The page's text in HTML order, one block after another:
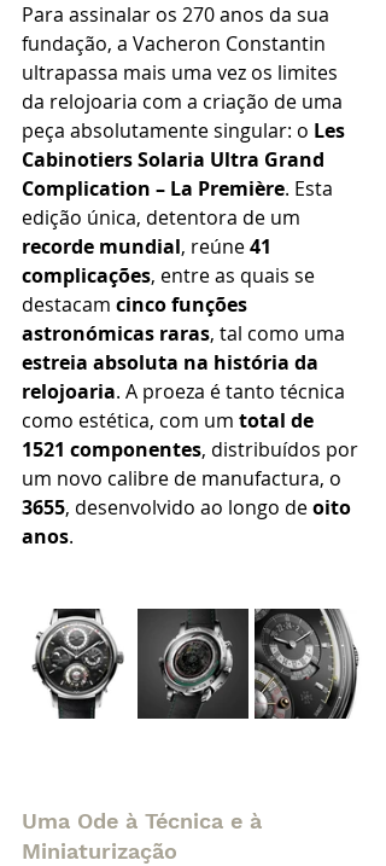
Para assinalar os 270 anos da sua
fundação, a Vacheron Constantin
ultrapassa mais uma vez os limites
da relojoaria com a criação de uma
peça absolutamente singular: o Les
Cabinotiers Solaria Ultra Grand
Complication – La Première. Esta
edição única, detentora de um
recorde mundial, reúne 41
complicações, entre as quais se
destacam cinco funções
astronómicas raras, tal como uma
estreia absoluta na história da
relojoaria. A proeza é tanto técnica
como estética, com um total de
1521 componentes, distribuídos por
um novo calibre de manufactura, o
3655, desenvolvido ao longo de oito
anos.
Uma Ode à Técnica e à
Miniaturização